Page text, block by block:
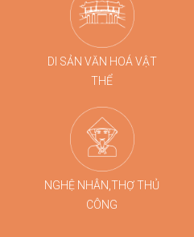
DI SẢN VĂN HOÁ VẬT
THỂ
NGHỆ NHÂN,THỢ THỦ
CÔNG